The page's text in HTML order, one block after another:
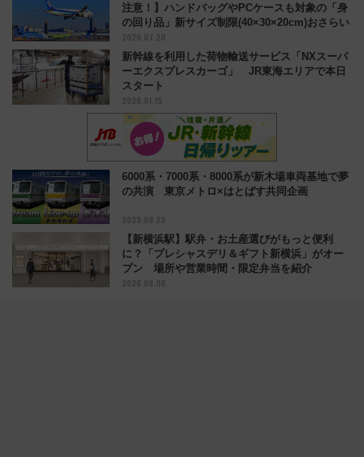
注意！】ハンドバッグやPCケースも対象の「身
の回り品」新サイズ制限(40×30×20cm)おさらい
2026.07.20
新幹線を利用した荷物輸送サービス「NXスーパ
ーエクスプレスカーゴ」 JR東海エリアで本日
スタート
2026.01.15
6000系・7000系・8000系が新木場車両基地で夢
の共演 東京メトロ×はとばす共同企画
2025.09.25
【新横浜駅】駅弁・お土産選びがもっと便利
に？「プレシャスデリ＆ギフト新横浜」がオー
プン 場所や営業時間・限定弁当を紹介
2026.08.08